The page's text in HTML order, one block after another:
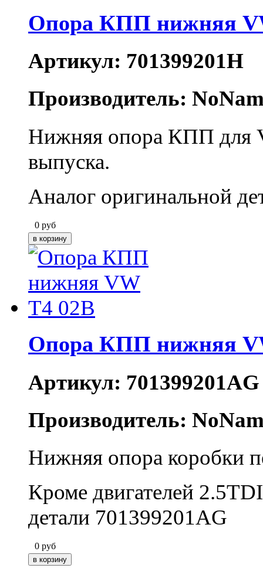
Опора КПП нижняя
Артикул: 701399201H
Производитель:
Нижняя опора КПП для
выпуска.
Аналог оригинальной
0 руб
Опора КПП нижняя
Артикул: 701399201AG
Производитель:
Нижняя опора коробки
Кроме двигателей
детали 701399201AG
0 руб